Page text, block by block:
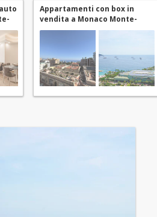
Appartamenti con box in
vendita a Monaco Monte-
Carlo